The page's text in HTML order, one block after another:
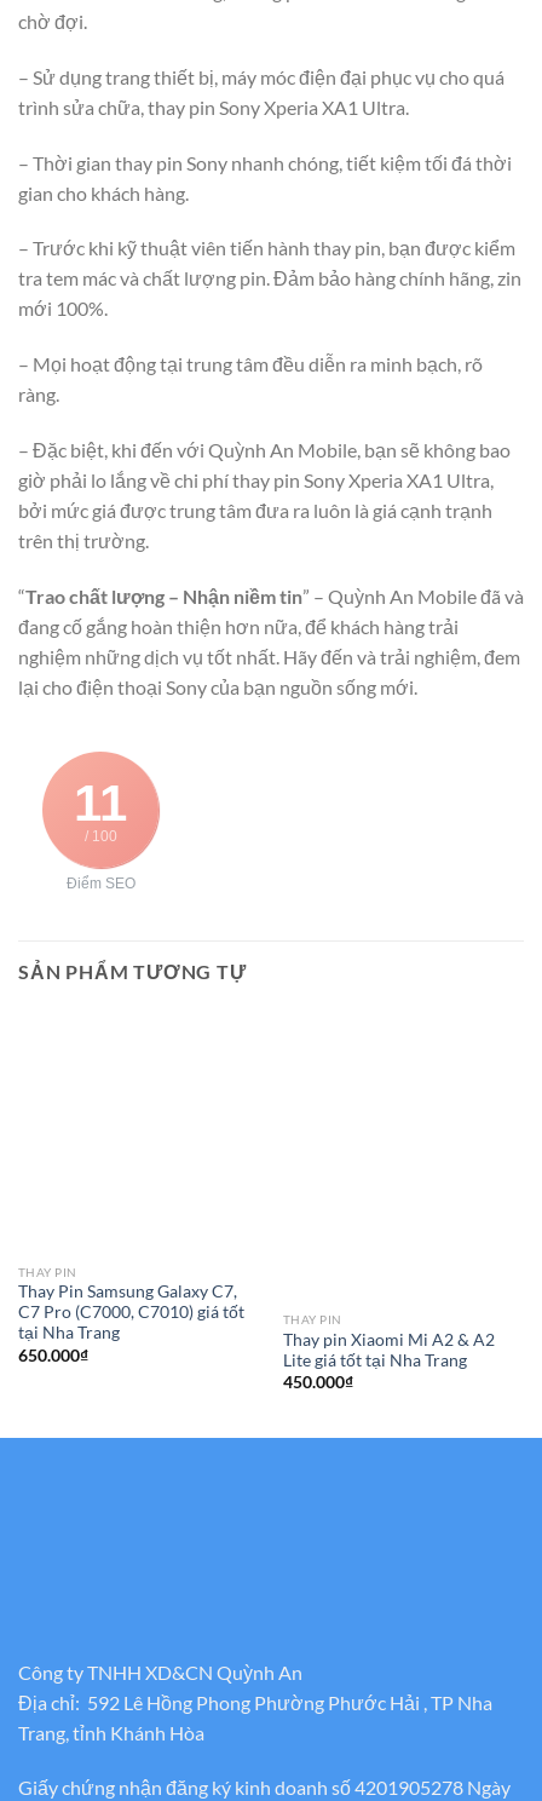
chờ đợi.
– Sử dụng trang thiết bị, máy móc điện đại phục vụ cho quá
trình sửa chữa, thay pin Sony Xperia XA1 Ultra.
– Thời gian thay pin Sony nhanh chóng, tiết kiệm tối đá thời
gian cho khách hàng.
– Trước khi kỹ thuật viên tiến hành thay pin, bạn được kiểm
tra tem mác và chất lượng pin. Đảm bảo hàng chính hãng, zin
mới 100%.
– Mọi hoạt động tại trung tâm đều diễn ra minh bạch, rõ
ràng.
– Đặc biệt, khi đến với Quỳnh An Mobile, bạn sẽ không bao
giờ phải lo lắng về chi phí thay pin Sony Xperia XA1 Ultra,
bởi mức giá được trung tâm đưa ra luôn là giá cạnh trạnh
trên thị trường.
“Trao chất lượng – Nhận niềm tin” – Quỳnh An Mobile đã và
đang cố gắng hoàn thiện hơn nữa, để khách hàng trải
nghiệm những dịch vụ tốt nhất. Hãy đến và trải nghiệm, đem
lại cho điện thoại Sony của bạn nguồn sống mới.
11
/ 100
Điểm SEO
SẢN PHẨM TƯƠNG TỰ
THAY PIN
Thay Pin Samsung Galaxy C7,
C7 Pro (C7000, C7010) giá tốt
tại Nha Trang
650.000₫
THAY PIN
Thay pin Xiaomi Mi A2 & A2
Lite giá tốt tại Nha Trang
450.000₫
Công ty TNHH XD&CN Quỳnh An
Địa chỉ: 592 Lê Hồng Phong Phường Phước Hải , TP Nha
Trang, tỉnh Khánh Hòa
Giấy chứng nhận đăng ký kinh doanh số 4201905278 Ngày